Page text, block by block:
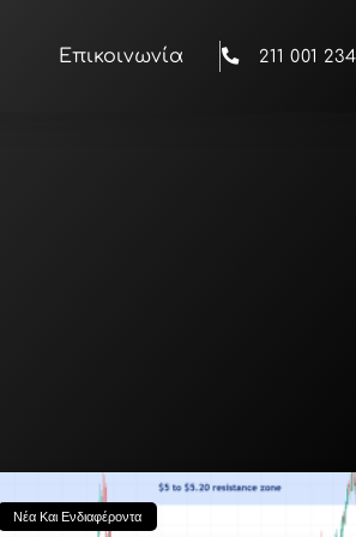
Επικοινωνία 211 001
Νέα Και Ενδιαφέροντα